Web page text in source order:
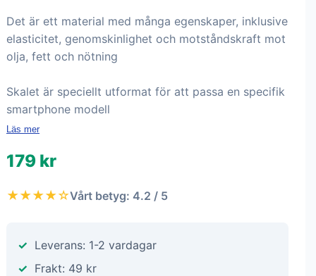
Det är ett material med många egenskaper, inklusive
elasticitet, genomskinlighet och motståndskraft mot
olja, fett och nötning
Skalet är speciellt utformat för att passa en specifik
smartphone modell
Läs mer
179 kr
★★★★☆Vårt betyg: 4.2 / 5
Leverans: 1-2 vardagar
Frakt: 49 kr